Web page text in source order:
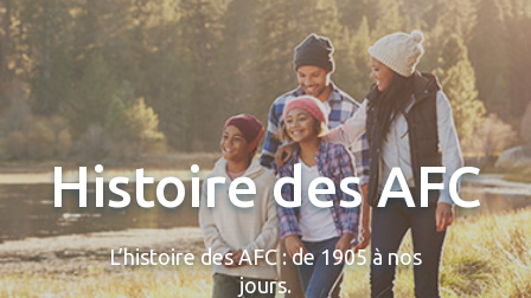
Histoire des AFC
L’histoire des AFC : de 1905 à nos
jours.